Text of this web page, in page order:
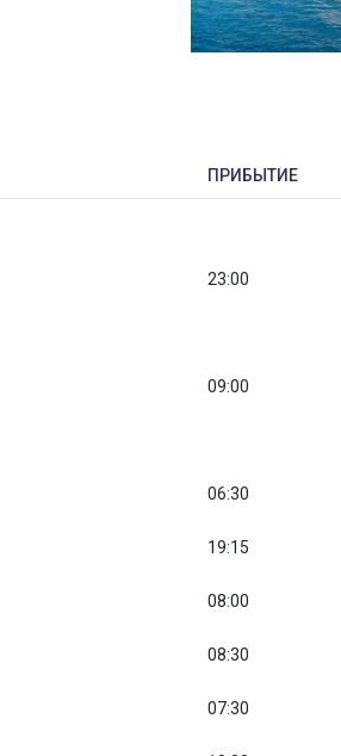
ПРИБЫТИЕ
23:00
09:00
06:30
19:15
08:00
08:30
07:30